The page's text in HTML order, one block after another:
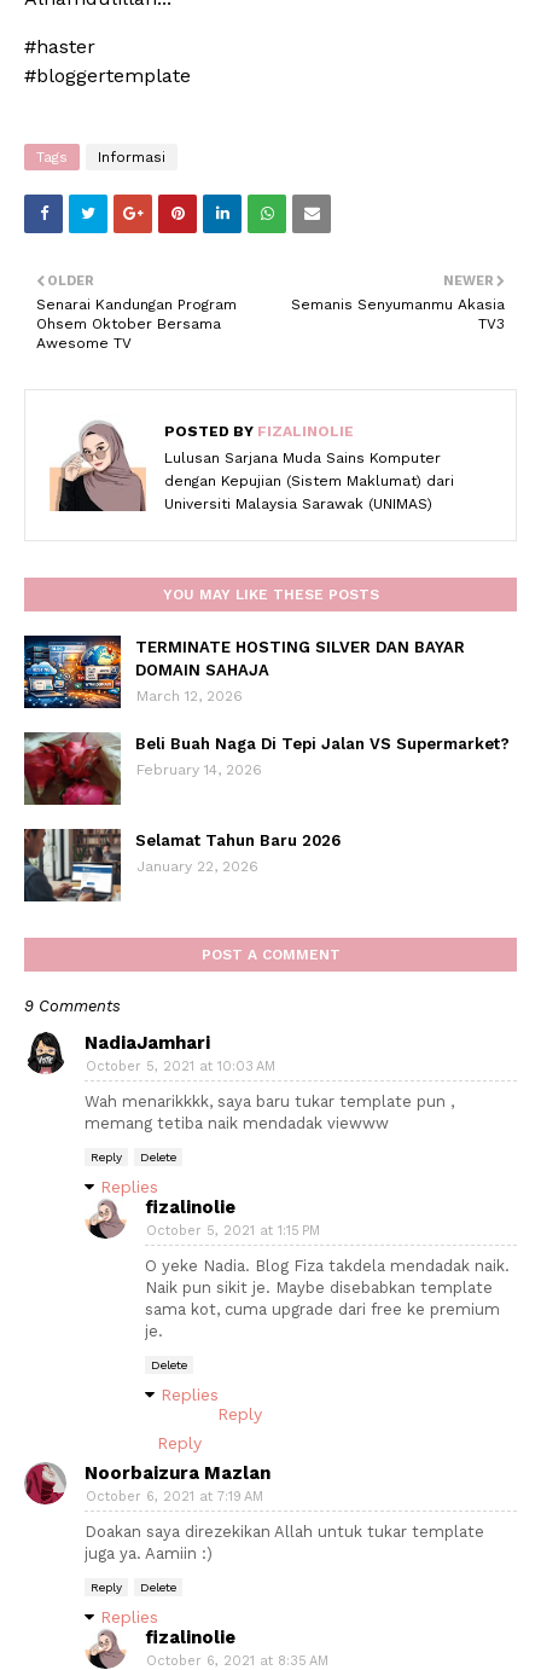
#haster
#bloggertemplate
Tags Informasi
NEWER
Semanis Senyumanmu Akasia
TV3
OLDER
Senarai Kandungan Program
Ohsem Oktober Bersama
Awesome TV
POSTED BY FIZALINOLIE
Lulusan Sarjana Muda Sains Komputer
dengan Kepujian (Sistem Maklumat) dari
Universiti Malaysia Sarawak (UNIMAS)
YOU MAY LIKE THESE POSTS
TERMINATE HOSTING SILVER DAN BAYAR
DOMAIN SAHAJA
March 12, 2026
Beli Buah Naga Di Tepi Jalan VS Supermarket?
February 14, 2026
Selamat Tahun Baru 2026
January 22, 2026
POST A COMMENT
9 Comments
NadiaJamhari
October 5, 2021 at 10:03 AM
Wah menarikkkk, saya baru tukar template pun ,
memang tetiba naik mendadak viewww
Reply Delete
Replies
fizalinolie
October 5, 2021 at 1:15 PM
O yeke Nadia. Blog Fiza takdela mendadak naik.
Naik pun sikit je. Maybe disebabkan template
sama kot, cuma upgrade dari free ke premium
je.
Delete
Replies
Reply
Reply
Noorbaizura Mazlan
October 6, 2021 at 7:19 AM
Doakan saya direzekikan Allah untuk tukar template
juga ya. Aamiin :)
Reply Delete
Replies
fizalinolie
October 6, 2021 at 8:35 AM